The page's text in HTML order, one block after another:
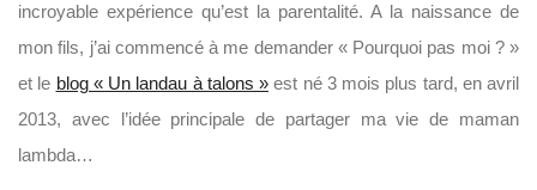
incroyable expérience qu’est la parentalité. A la naissance de
mon fils, j’ai commencé à me demander « Pourquoi pas moi ? »
et le blog « Un landau à talons » est né 3 mois plus tard, en avril
2013, avec l’idée principale de partager ma vie de maman
lambda…